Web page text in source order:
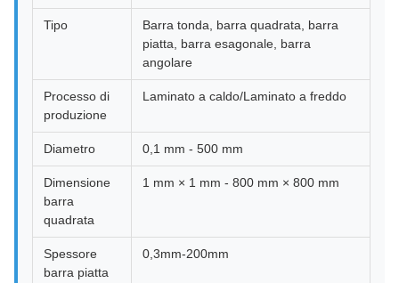
Tipo
Barra tonda, barra quadrata, barra
piatta, barra esagonale, barra
angolare
Processo di
produzione
Laminato a caldo/Laminato a freddo
Diametro 0,1 mm - 500 mm
Dimensione
barra
quadrata
1 mm × 1 mm - 800 mm × 800 mm
Spessore
barra piatta
0,3mm-200mm